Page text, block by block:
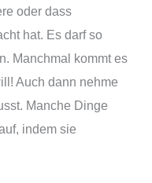
oder dass
hat. Es darf so
Manchmal kommt es
Auch dann nehme
Manche Dinge
indem sie